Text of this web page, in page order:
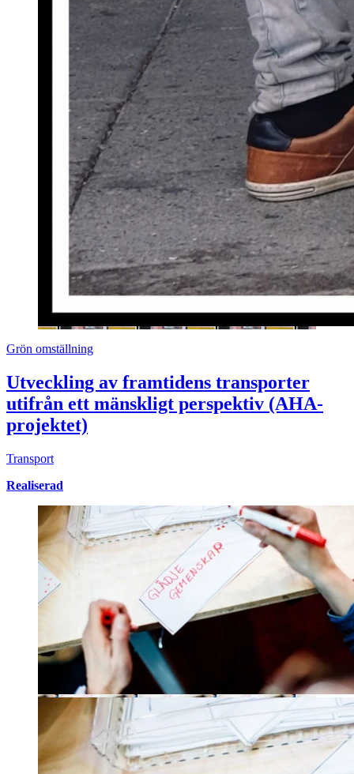
Grön omställning
Utveckling av framtidens transporter
utifrån ett mänskligt perspektiv (AHA-
projektet)
Transport
Realiserad